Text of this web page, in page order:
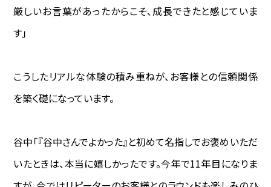
厳しいお言葉があったからこそ、成長できたと感じていま
す」
こうしたリアルな体験の積み重ねが、お客様との信頼関係
を築く礎になっています。
谷中―――「『谷中さんでよかった』と初めて名指しでお褒めいただ
いたときは、本当に嬉しかったです。今年で11年目になりま